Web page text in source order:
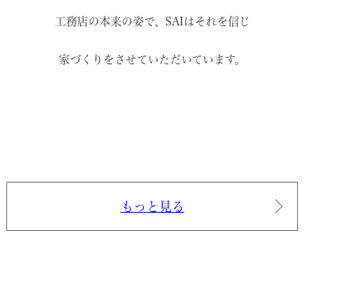
工務店の本来の姿で、 SAIはそれを信じ
家づくりをさせていただいています。
もっと見る